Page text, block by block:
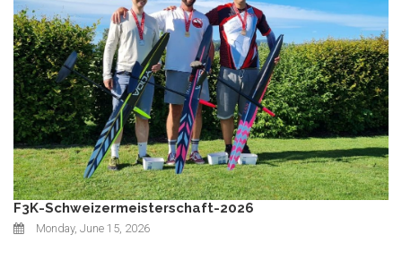
F3K-Schweizermeisterschaft-2026
Monday, June 15, 2026